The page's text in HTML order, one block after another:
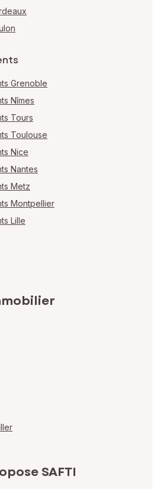
Grenoble
Nîmes
Tours
Toulouse
Nice
Nantes
Metz
Montpellier
Lille
SAFTI